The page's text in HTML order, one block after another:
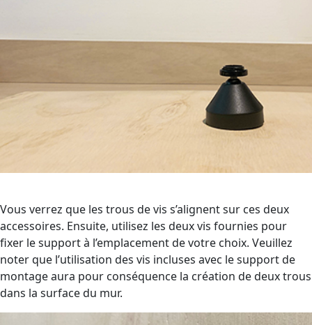
Vous verrez que les trous de vis s’alignent sur ces deux
accessoires. Ensuite, utilisez les deux vis fournies pour
fixer le support à l’emplacement de votre choix. Veuillez
noter que l’utilisation des vis incluses avec le support de
montage aura pour conséquence la création de deux trous
dans la surface du mur.